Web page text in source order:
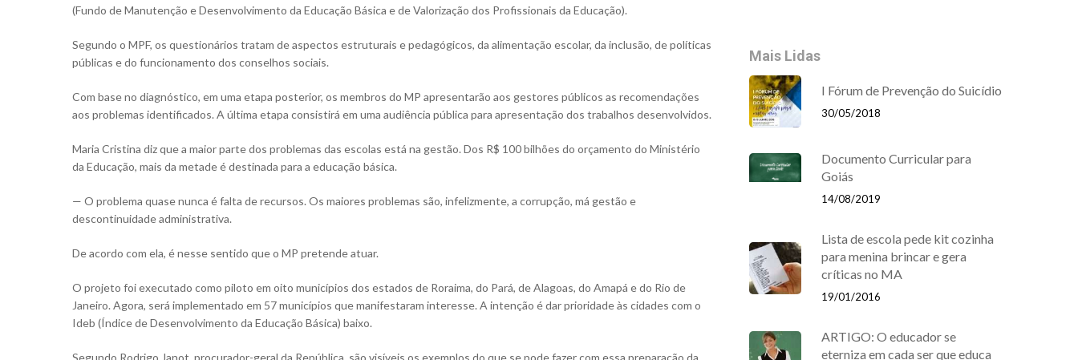
(Fundo de Manutenção e Desenvolvimento da Educação Básica e de Valorização dos Profissionais da Educação).
Segundo o MPF, os questionários tratam de aspectos estruturais e pedagógicos, da alimentação escolar, da inclusão, de políticas
públicas e do funcionamento dos conselhos sociais.
Com base no diagnóstico, em uma etapa posterior, os membros do MP apresentarão aos gestores públicos as recomendações
aos problemas identificados. A última etapa consistirá em uma audiência pública para apresentação dos trabalhos desenvolvidos.
Maria Cristina diz que a maior parte dos problemas das escolas está na gestão. Dos R$ 100 bilhões do orçamento do Ministério
da Educação, mais da metade é destinada para a educação básica.
— O problema quase nunca é falta de recursos. Os maiores problemas são, infelizmente, a corrupção, má gestão e
descontinuidade administrativa.
De acordo com ela, é nesse sentido que o MP pretende atuar.
O projeto foi executado como piloto em oito municípios dos estados de Roraima, do Pará, de Alagoas, do Amapá e do Rio de
Janeiro. Agora, será implementado em 57 municípios que manifestaram interesse. A intenção é dar prioridade às cidades com o
Ideb (Índice de Desenvolvimento da Educação Básica) baixo.
Segundo Rodrigo Janot, procurador-geral da República, são visíveis os exemplos do que se pode fazer com essa preparação da
Mais Lidas
I Fórum de Prevenção do Suicídio
30/05/2018
Documento Curricular para
Goiás
14/08/2019
Lista de escola pede kit cozinha
para menina brincar e gera
críticas no MA
19/01/2016
ARTIGO: O educador se
eterniza em cada ser que educa